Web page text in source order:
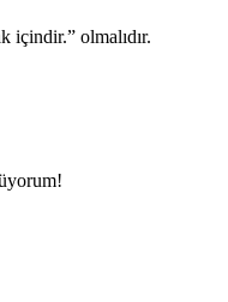
içindir.” olmalıdır.